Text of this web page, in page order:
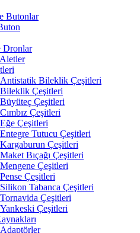
Butonlar
Dronlar
Antistatik Bileklik Çeşitleri
Bileklik Çeşitleri
Büyüteç Çeşitleri
Cımbız Çeşitleri
Eğe Çeşitleri
Entegre Tutucu Çeşitleri
Kargaburun Çeşitleri
Maket Bıçağı Çeşitleri
Mengene Çeşitleri
Pense Çeşitleri
Silikon Tabanca Çeşitleri
Tornavida Çeşitleri
Yankeski Çeşitleri
Adaptörler